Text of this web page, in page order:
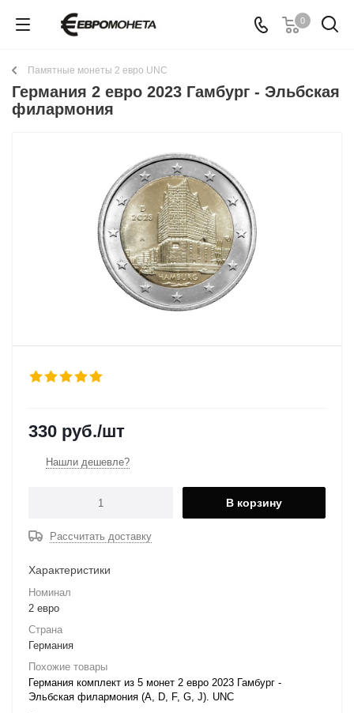
0
Памятные монеты 2 евро UNC
Германия 2 евро 2023 Гамбург - Эльбская
филармония
330 руб./шт
Нашли дешевле?
В корзину
Рассчитать доставку
Характеристики
Номинал
2 евро
Страна
Германия
Похожие товары
Германия комплект из 5 монет 2 евро 2023 Гамбург -
Эльбская филармония (A, D, F, G, J). UNC